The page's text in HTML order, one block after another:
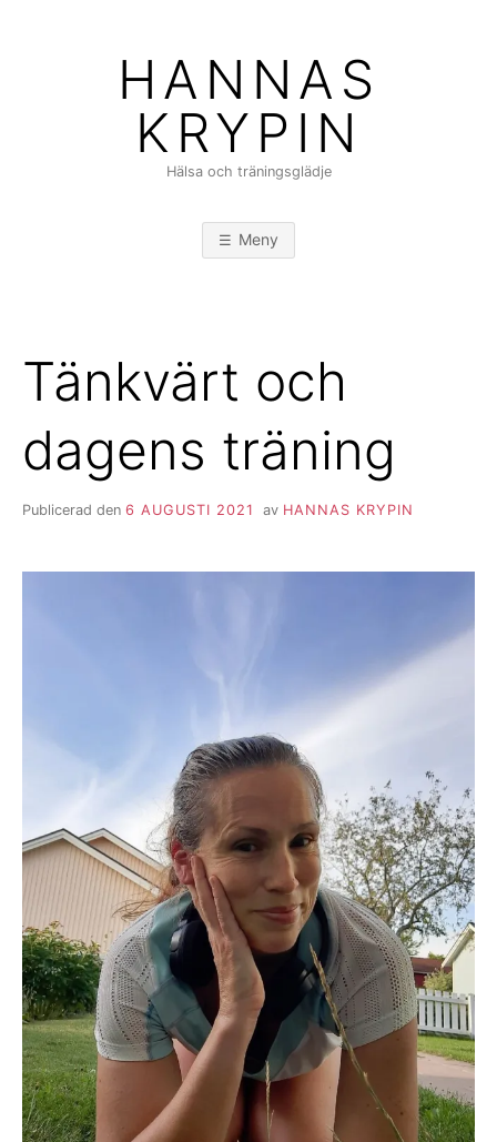
HANNAS
KRYPIN
Hälsa och träningsglädje
Meny
Tänkvärt och
dagens träning
Publicerad den 6 AUGUSTI 2021 av HANNAS KRYPIN